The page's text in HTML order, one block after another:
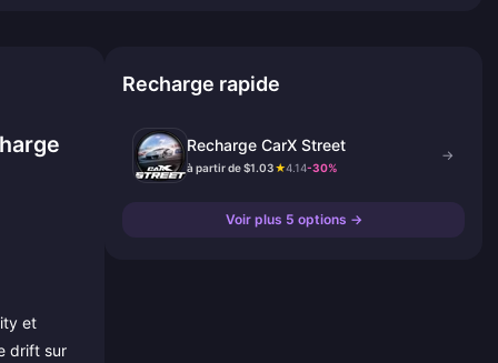
et
drift sur
Recharge rapide
Recharge CarX Street
à partir de $1.03★4.14-30%
→
Voir plus 5 options →